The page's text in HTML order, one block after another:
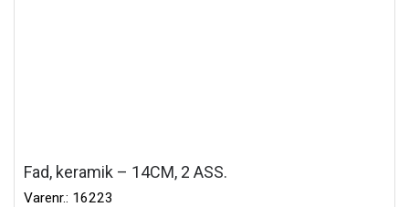
Fad, keramik – 14CM, 2 ASS.
Varenr.: 16223